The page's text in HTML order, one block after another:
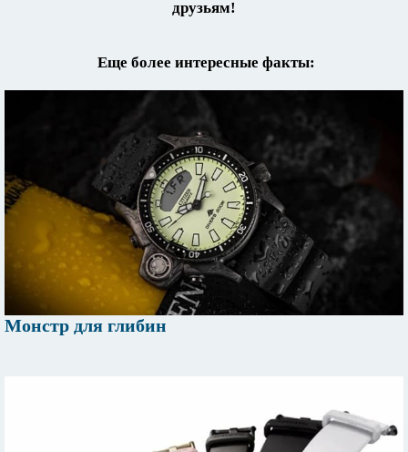
друзьям!
Еще более интересные факты:
Монстр для глибин